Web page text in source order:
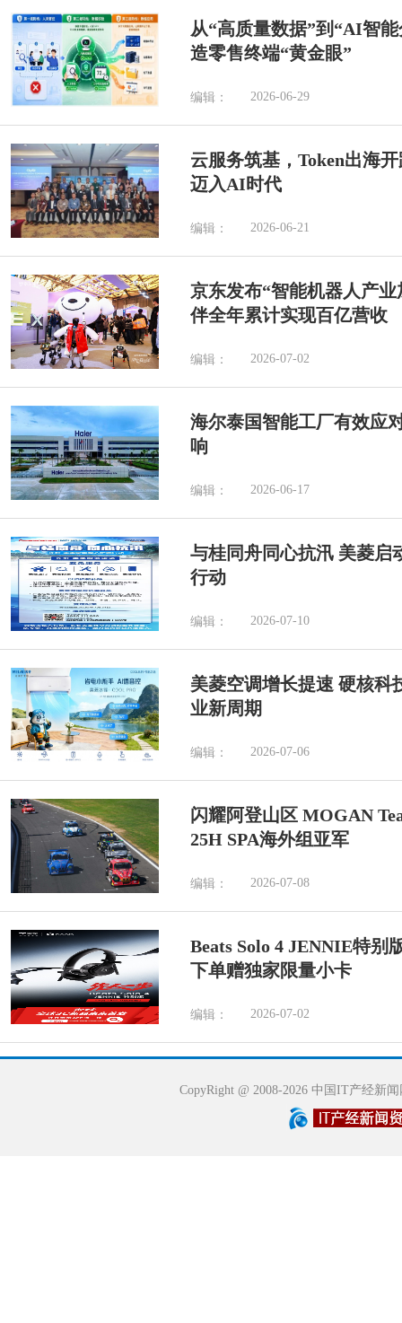
从“高质量数据”到“AI智
造零售终端“黄金眼”
编辑： 2026-06-29
云服务筑基，Token出海
迈入AI时代
编辑： 2026-06-21
京东发布“智能机器人产
伴全年累计实现百亿营收
编辑： 2026-07-02
海尔泰国智能工厂有效应
响
编辑： 2026-06-17
与桂同舟同心抗汛 美菱启
行动
编辑： 2026-07-10
美菱空调增长提速 硬核科
业新周期
编辑： 2026-07-06
闪耀阿登山区 MOGAN
25H SPA海外组亚军
编辑： 2026-07-08
Beats Solo 4 JENNIE特别
下单赠独家限量小卡
编辑： 2026-07-02
CopyRight @ 2008-2026 中国IT产经新